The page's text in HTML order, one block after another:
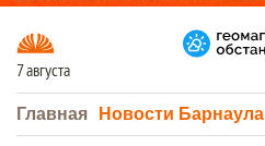
7 августа
Главная Новости Барнаула